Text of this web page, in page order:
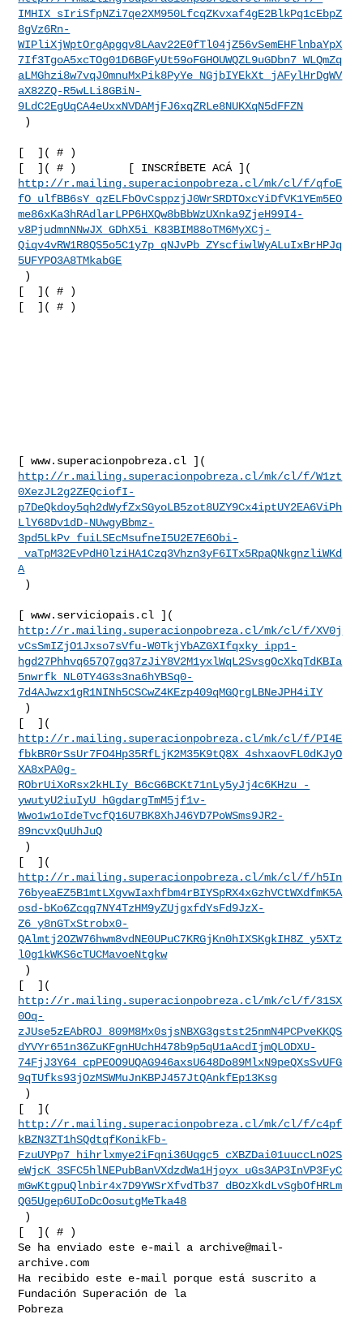
IMHIX_sIriSfpNZi7qe2XM950LfcqZKvxaf4gE2BlkPq1cEbpZ
8gVz6Rn-
WIPliXjWptOrgApgqv8LAav22E0fTl04jZ56vSemEHFlnbaYpX
7If3TgoA5xcTOg01D6BGFyUt59oFGHOUWQZL9uGDbn7_WLQmZq
aLMGhzi8w7vqJ0mnuMxPik8PyYe_NGjbIYEkXt_jAFylHrDgWV
aX82ZQ-R5wLLi8GBiN-
9LdC2EgUqCA4eUxxNVDAMjFJ6xqZRLe8NUKXqN5dFFZN
[  ]( # )
http://r.mailing.superacionpobreza.cl/mk/cl/f/qfoE
fO_ulfBB6sY_qzELFbOvCsppzjJ0WrSRDTOxcYiDfVK1YEm5EO
me86xKa3hRAdlarLPP6HXQw8bBbWzUXnka9ZjeH99I4-
v8PjudmnNNwJX_GDhX5i_K83BIM88oTM6MyXCj-
Qiqv4vRW1R8QS5o5C1y7p_qNJvPb_ZYscfiwlWyALuIxBrHPJq
5UFYPO3A8TMkabGE
[  ]( # )
[  ]( # )
http://r.mailing.superacionpobreza.cl/mk/cl/f/W1zt
0XezJL2g2ZEQciofI-
p7DeQkdoy5qh2dWyfZxSGyoLB5zot8UZY9Cx4iptUY2EA6ViPh
LlY68Dv1dD-NUwgyBbmz-
3pd5LkPv_fuiLSEcMsufneI5U2E7E6Obi-
_vaTpM32EvPdH0lziHA1Czq3Vhzn3yF6ITx5RpaQNkgnzliWKd
A
http://r.mailing.superacionpobreza.cl/mk/cl/f/XV0j
vCsSmIZjO1Jxso7sVfu-W0TkjYbAZGXIfqxky_ipp1-
hgd27Phhvq657Q7gq37zJiY8V2M1yxlWqL2SvsgOcXkqTdKBIa
5nwrfk_NL0TY4G3s3na6hYBSq0-
7d4AJwzx1gR1NINh5CSCwZ4KEzp409qMGQrgLBNeJPH4iIY
http://r.mailing.superacionpobreza.cl/mk/cl/f/PI4E
fbkBR0rSsUr7FO4Hp35RfLjK2M35K9tQ8X_4shxaovFL0dKJyO
XA8xPA0g-
RObrUiXoRsx2kHLIy_B6cG6BCKt71nLy5yJj4c6KHzu_-
ywutyU2iuIyU_hGgdargTmM5jf1v-
Wwo1w1oIdeTvcfQ16U7BK8XhJ46YD7PoWSms9JR2-
89ncvxQuUhJuQ
http://r.mailing.superacionpobreza.cl/mk/cl/f/h5In
76byeaEZ5B1mtLXgvwIaxhfbm4rBIYSpRX4xGzhVCtWXdfmK5A
osd-bKo6Zcqq7NY4TzHM9yZUjgxfdYsFd9JzX-
Z6_y8nGTxStrobx0-
QAlmtj2OZW76hwm8vdNE0UPuC7KRGjKn0hIXSKgkIH8Z_y5XTz
l0g1kWKS6cTUCMavoeNtgkw
http://r.mailing.superacionpobreza.cl/mk/cl/f/31SX
0Oq-
zJUse5zEAbROJ_809M8Mx0sjsNBXG3gstst25nmN4PCPveKKQS
dYVYr651n36ZuKFgnHUchH478b9p5qU1aAcdIjmQLODXU-
74FjJ3Y64_cpPEOO9UQAG946axsU648Do89MlxN9peQXsSvUFG
9qTUfks93jOzMSWMuJnKBPJ457JtQAnkfEp13Ksg
http://r.mailing.superacionpobreza.cl/mk/cl/f/c4pf
kBZN3ZT1hSQdtqfKonikFb-
FzuUYPp7_hihrlxmye2iFqni36Uqgc5_cXBZDai01uuccLnO2S
eWjcK_3SFC5hlNEPubBanVXdzdWa1Hjoyx_uGs3AP3InVP3FyC
mGwKtgpuQlnbir4x7D9YWSrXfvdTb37_dBOzXkdLvSgbOfHRLm
QG5Ugep6UIoDcOosutgMeTka48
[  ]( # )
Se ha enviado este e-mail a archive@mail-
archive.com
Ha recibido este e-mail porque está suscrito a
Fundación Superación de la
Pobreza